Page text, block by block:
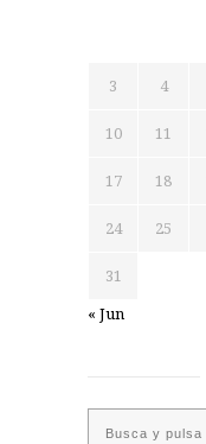
3 4
10 11
17 18
24 25
31
« Jun